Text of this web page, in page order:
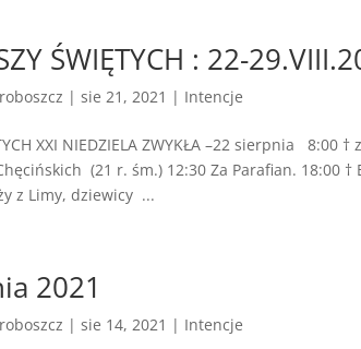
ŚWIĘTYCH : 22-
| sie 21, 2021 | Intencje
XXI NIEDZIELA ZWYKŁA –22 sierpnia 8:00
(21 r. śm.) 12:30 Za Parafian. 18:00 †
z Limy, dziewicy ...
2021
| sie 14, 2021 | Intencje